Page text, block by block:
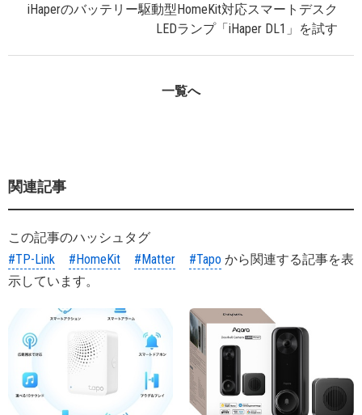
iHaperのバッテリー駆動型HomeKit対応スマートデスク
LEDランプ「iHaper DL1」を試す
一覧へ
関連記事
この記事のハッシュタグ
#TP-Link
#HomeKit #Matter #Tapo から関連する記事を表
示しています。